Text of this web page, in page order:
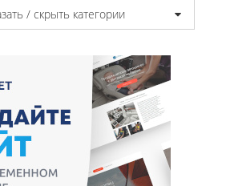
/ скрыть категории